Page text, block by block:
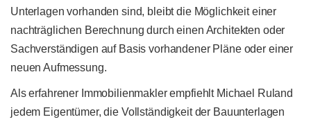
Unterlagen vorhanden sind, bleibt die Möglichkeit einer
nachträglichen Berechnung durch einen Architekten oder
Sachverständigen auf Basis vorhandener Pläne oder einer
neuen Aufmessung.
Als erfahrener Immobilienmakler empfiehlt Michael Ruland
jedem Eigentümer, die Vollständigkeit der Bauunterlagen